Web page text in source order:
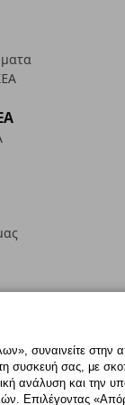
PinterestTwitter
συναινείτε στην
συσκευή σας, με
ανάλυση και την
Επιλέγοντας